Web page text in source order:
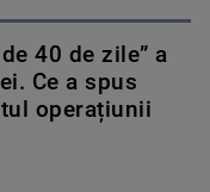
40 de zile” a
Ce a spus
operațiunii